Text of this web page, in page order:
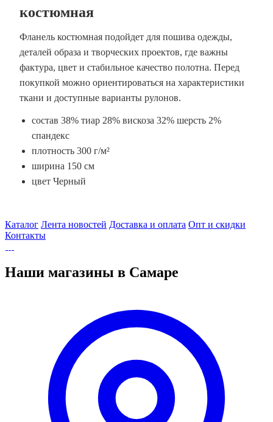
костюмная
Фланель костюмная подойдет для пошива одежды,
деталей образа и творческих проектов, где важны
фактура, цвет и стабильное качество полотна. Перед
покупкой можно ориентироваться на характеристики
ткани и доступные варианты рулонов.
состав 38% тиар 28% вискоза 32% шерсть 2%
спандекс
плотность 300 г/м²
ширина 150 см
цвет Черный
Каталог Лента новостей Доставка и оплата Опт и скидки
Контакты
Наши магазины в Самаре